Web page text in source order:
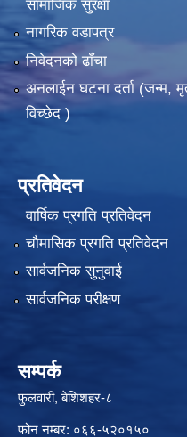
सामाजिक सुरक्षा
नागरिक वडापत्र
निवेदनको ढाँचा
अनलाईन घटना दर्ता (जन्म,
विच्छेद )
प्रतिवेदन
वार्षिक प्रगति प्रतिवेदन
चौमासिक प्रगति प्रतिवेदन
सार्वजनिक सुनुवाई
सार्वजनिक परीक्षण
सम्पर्क
फुलवारी, बेशिशहर-८
फोन नम्बर: ०६६-५२०१५०